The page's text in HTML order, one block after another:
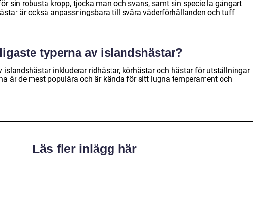
sin robusta kropp, tjocka man och svans, samt sin speciella gångart
är också anpassningsbara till svåra väderförhållanden och tuff
typerna av islandshästar?
islandshästar inkluderar ridhästar, körhästar och hästar för utställningar
är de mest populära och är kända för sitt lugna temperament och
Läs fler inlägg här